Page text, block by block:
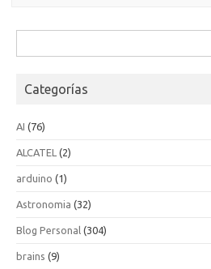
Categorías
AI (76)
ALCATEL (2)
arduino (1)
Astronomia (32)
Blog Personal (304)
brains (9)